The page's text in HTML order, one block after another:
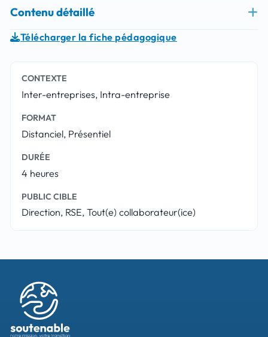
Contenu détaillé
Télécharger la fiche pédagogique
CONTEXTE
Inter-entreprises, Intra-entreprise
FORMAT
Distanciel, Présentiel
DURÉE
4 heures
PUBLIC CIBLE
Direction, RSE, Tout(e) collaborateur(ice)